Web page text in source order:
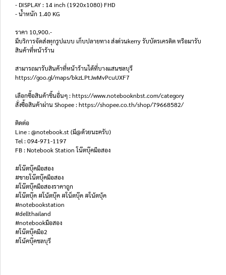
- DISPLAY : 14 inch (1920x1080) FHD
- น้ำหนัก 1.40 KG
ราคา 10,900.-
มีบริการจัดส่งทุกรูปแบบ เก็บปลายทาง ส่งด่วนkerry รับบัตรเครดิต หรือมารับ
สินค้าที่หน้าร้าน
สามารถมารับสินค้าที่หน้าร้านได้ที่บางแสนชลบุรี
https://goo.gl/maps/bkzLPtJwMvPcuUXF7
เลือกซื้อสินค้าชิ้นอื่นๆ : https://www.notebooknbst.com/category
สั่งซื้อสินค้าผ่าน Shopee : https://shopee.co.th/shop/79668582/
ติดต่อ
Line : @notebook.st (มี@ด้วยนะครับ)
Tel : 094-971-1197
FB : Notebook Station โน๊ตบุ๊คมือสอง
#โน๊ตบุ๊คมือสอง
#ขายโน๊ตบุ๊คมือสอง
#โน๊ตบุ๊คมือสองราคาถูก
#โน๊ตบุ๊ค #โน้ตบุ๊ค #โน็ตบุ๊ค #โน้ตบุ้ค
#notebookstation
#dellthailand
#notebookมือสอง
#โน๊ตบุ๊คมือ2
#โน้คบุ๊คชลบุรี